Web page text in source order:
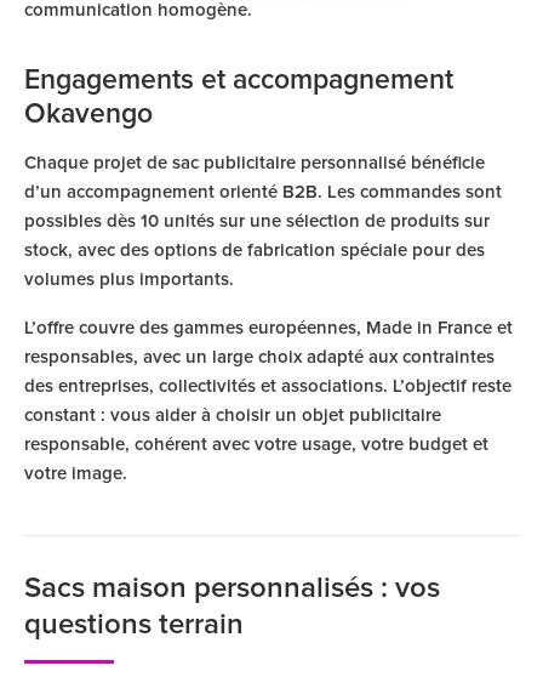
communication homogène.
Engagements et accompagnement
Okavengo
Chaque projet de sac publicitaire personnalisé bénéficie
d’un accompagnement orienté B2B. Les commandes sont
possibles dès 10 unités sur une sélection de produits sur
stock, avec des options de fabrication spéciale pour des
volumes plus importants.
L’offre couvre des gammes européennes, Made in France et
responsables, avec un large choix adapté aux contraintes
des entreprises, collectivités et associations. L’objectif reste
constant : vous aider à choisir un objet publicitaire
responsable, cohérent avec votre usage, votre budget et
votre image.
Sacs maison personnalisés : vos
questions terrain